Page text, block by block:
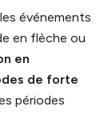
événements
en flèche ou
en
de forte
périodes